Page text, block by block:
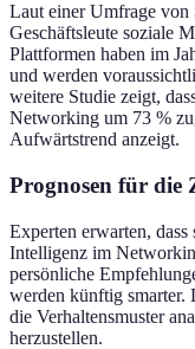
Laut einer Umfrage von
Geschäftsleute soziale
Plattformen haben im
und werden
weitere Studie zeigt,
Networking um 73 %
Aufwärtstrend anzeigt.
Prognosen für die
Experten erwarten,
Intelligenz im
persönliche
werden künftig smarter.
die Verhaltensmuster
herzustellen.